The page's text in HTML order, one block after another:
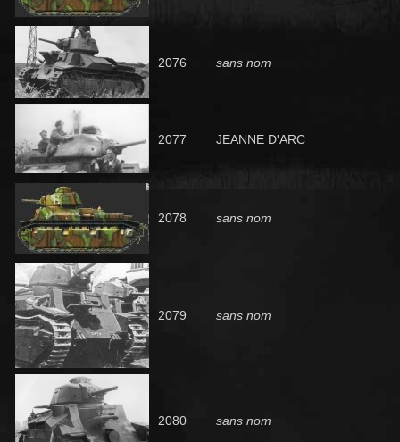
2076 sans nom
2077 JEANNE D'ARC
2078 sans nom
2079 sans nom
2080 sans nom